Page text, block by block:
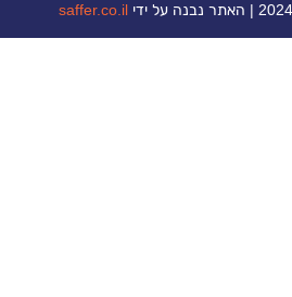
saffer.co.il